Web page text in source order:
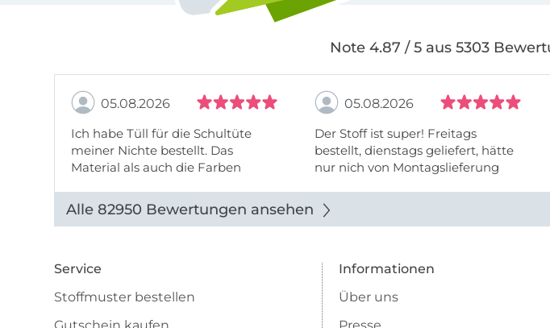
Note 4.87 / 5 aus 5303
05.08.2026
Ich habe Tüll für die Schultüte
meiner Nichte bestellt. Das
Material als auch die Farben
Abbildung u sieht toll aus. Die
Lieferung erfolgte zügig u auch
05.08.2026
Der Stoff ist super! Freitags
bestellt, dienstags geliefert, hätte
nur nich von Montagslieferung
Alle 82950 Bewertungen ansehen
Service
Stoffmuster bestellen
Informationen
Über uns